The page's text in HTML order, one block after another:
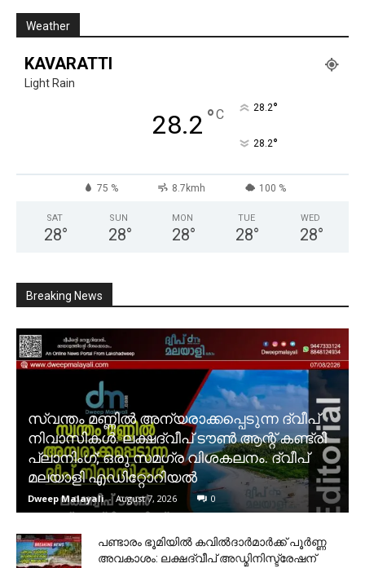
Weather
KAVARATTI
Light Rain
28.2 °C 28.2°
28.2°
75 % 8.7kmh 100 %
SAT
28°
SUN
28°
MON
28°
TUE
28°
WED
28°
Breaking News
സ്വന്തം മണ്ണിൽ അന്യരാക്കപ്പെടുന്ന ദ്വീപ്
നിവാസികൾ. ലക്ഷദ്വീപ് ടൗൺ ആന്റ് കണ്ട്രി
പ്ലാനിംഗ്; ഒരു സമഗ്ര വിശകലനം. ദ്വീപ്
മലയാളി എഡിറ്റോറിയൽ
Dweep Malayali - August 7, 2026 0
പണ്ടാരം ഭൂമിയിൽ കവിൽദാർമാർക്ക് പൂർണ്ണ
അവകാശം: ലക്ഷദ്വീപ് അഡ്മിനിസ്ട്രേഷന്